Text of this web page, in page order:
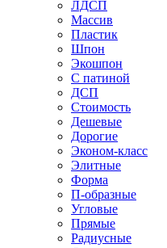
ЛДСП
Массив
Пластик
Шпон
Экошпон
С патиной
ДСП
Стоимость
Дешевые
Дорогие
Эконом-класс
Элитные
Форма
П-образные
Угловые
Прямые
Радиусные